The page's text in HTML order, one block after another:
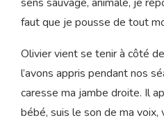
jamais entendus non plus. Je
puissance quand ils sortent.
entrailles, du cœur de la Terre.
Dans mes yeux, Olivier voit
sens sauvage, animale, je
faut que je pousse de tout